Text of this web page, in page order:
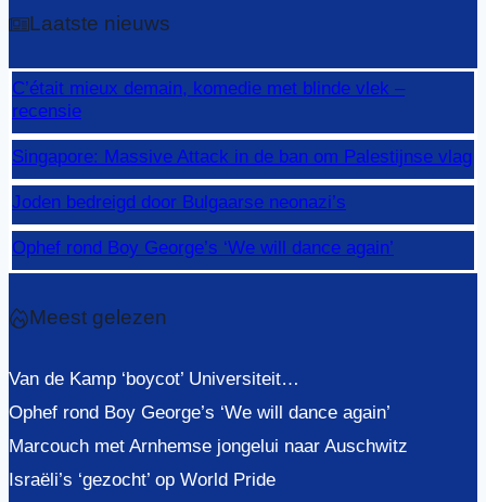
Laatste nieuws
C’était mieux demain, komedie met blinde vlek –
recensie
Singapore: Massive Attack in de ban om Palestijnse vlag
Joden bedreigd door Bulgaarse neonazi’s
Ophef rond Boy George’s ‘We will dance again’
Meest gelezen
Van de Kamp ‘boycot’ Universiteit…
Ophef rond Boy George’s ‘We will dance again’
Marcouch met Arnhemse jongelui naar Auschwitz
Israëli’s ‘gezocht’ op World Pride